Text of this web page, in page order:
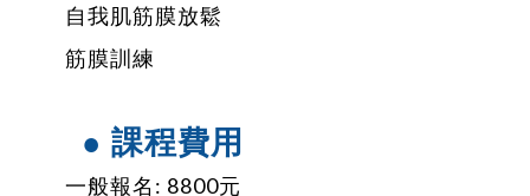
自我肌筋膜放鬆
筋膜訓練
● 課程費用
一般報名: 8800元